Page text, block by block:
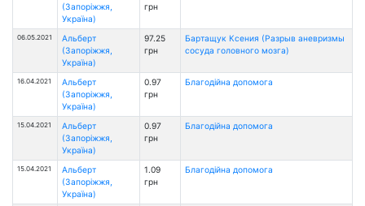
(Запоріжжя,
Україна)
грн
06.05.2021
Альберт
(Запоріжжя,
Україна)
97.25
грн
Бартащук Ксения (Разрыв аневризмы
сосуда головного мозга)
16.04.2021
Альберт
(Запоріжжя,
Україна)
0.97
грн
Благодійна допомога
15.04.2021
Альберт
(Запоріжжя,
Україна)
0.97
грн
Благодійна допомога
15.04.2021
Альберт
(Запоріжжя,
Україна)
1.09
грн
Благодійна допомога